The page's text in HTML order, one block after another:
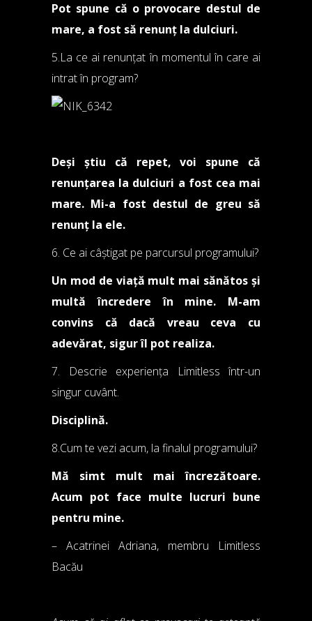
Pot spune că o provocare destul de
mare, a fost să renunț la dulciuri.
5.La ce ai renunțat în momentul în care ai
intrat în program?
Deși știu că repet, voi spune că
renunțarea la dulciuri a fost cea mai
mare. Mi-a fost destul de greu să
renunț la ele.
6. Ce ai câștigat pe parcursul programului?
Un mod de viață mult mai sănătos și
multă încredere în mine. M-am
convins că dacă vreau ceva cu
adevărat, sigur îl pot realiza.
7. Descrie experiența Limitless într-un
singur cuvânt.
Disciplină.
8.Cum te vezi acum, la finalul programului?
Mă simt mult mai încrezătoare.
Acum pot face multe lucruri bune
pentru mine.
– Acatrinei Adriana, membru Limitless
Bacău